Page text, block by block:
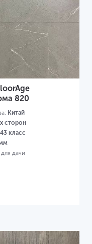
820
Китай
сторон
43 класс
дачи